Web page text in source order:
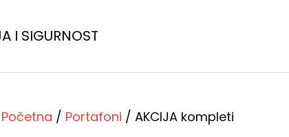
I SIGURNOST
Početna / Portafoni / AKCIJA kompleti